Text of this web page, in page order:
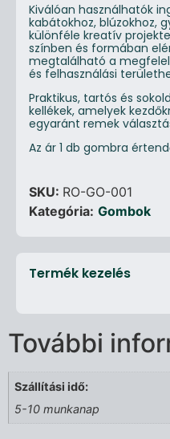
Kiválóan használhatók
kabátokhoz, blúzokhoz,
különféle kreatív
színben és formában
megtalálható a
és felhasználási
Praktikus, tartós és
kellékek, amelyek
egyaránt remek
Az ár 1 db gombra
SKU: RO-GO-001
Kategória: Gombok
Termék kezelés
További
Szállítási idő:
5-10 munkanap